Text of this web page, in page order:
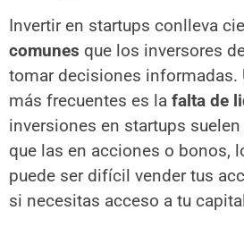
Invertir en startups conlleva
comunes que los inversores
tomar decisiones informadas.
más frecuentes es la falta de
inversiones en startups
que las en acciones o bonos,
puede ser difícil vender tus
si necesitas acceso a tu